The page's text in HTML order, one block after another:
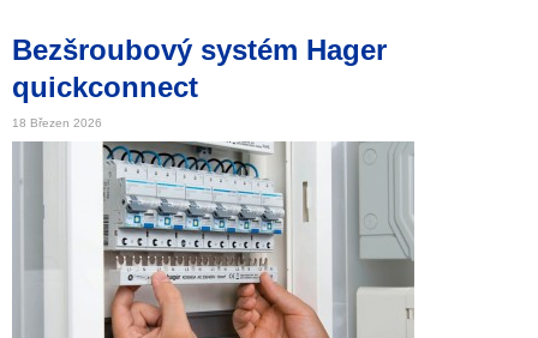
Bezšroubový systém Hager
quickconnect
18 Březen 2026